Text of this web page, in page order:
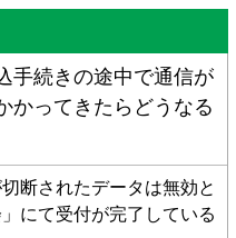
手続きの途中で通信が
かってきたらどうなる
断されたデータは無効と
にて受付が完了している